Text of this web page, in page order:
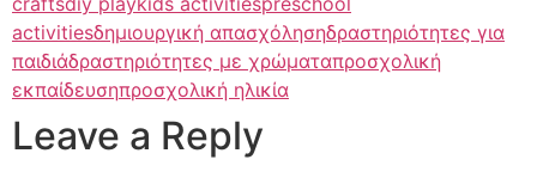
activitiesδημιουργική απασχόλησηδραστηριότητες για
παιδιάδραστηριότητες με χρώματαπροσχολική
εκπαίδευσηπροσχολική ηλικία
Leave a Reply